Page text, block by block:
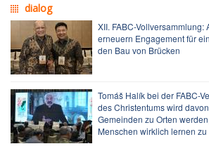
dialog
XII. FABC-Vollversammlung:
erneuern Engagement für
den Bau von Brücken
Tomáš Halík bei der FABC-
des Christentums wird
Gemeinden zu Orten
Menschen wirklich lernen zu